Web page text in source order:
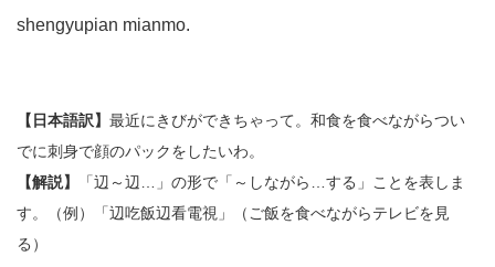
shengyupian mianmo.
【日本語訳】 最近にきびができちゃって。和食を食べながらつい
でに刺身で顔のパックをしたいわ。
【解説】
「辺～辺…」の形で「～しながら…する」ことを表しま
す。（例）「辺吃飯辺看電視」（ご飯を食べながらテレビを見
る）